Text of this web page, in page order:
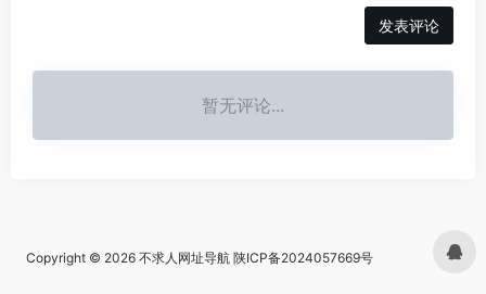
发表评论
暂无评论...
Copyright © 2026 不求人网址导航 陕ICP备2024057669号